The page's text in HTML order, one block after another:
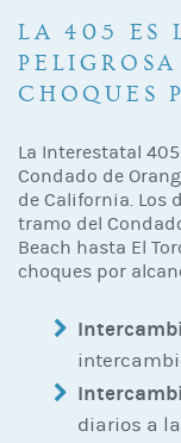
LA 405 ES
CHOQUES
La Interestatal
Condado de
de California. Los
tramo del
Beach hasta El
choques por
diarios a